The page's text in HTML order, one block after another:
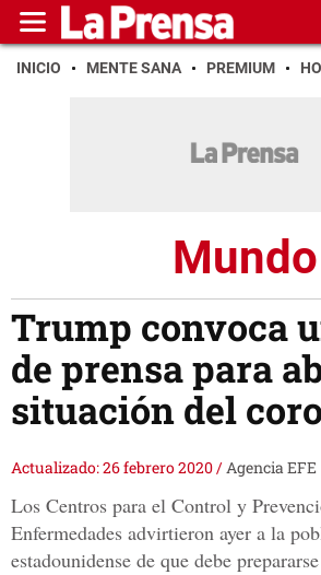
INICIO MENTE SANA PREMIUM
Mundo
Trump convoca
de prensa para
situación del
Actualizado: 26 febrero 2020/Agencia EFE
Los Centros para el Control y
Enfermedades advirtieron ayer a la
estadounidense de que debe